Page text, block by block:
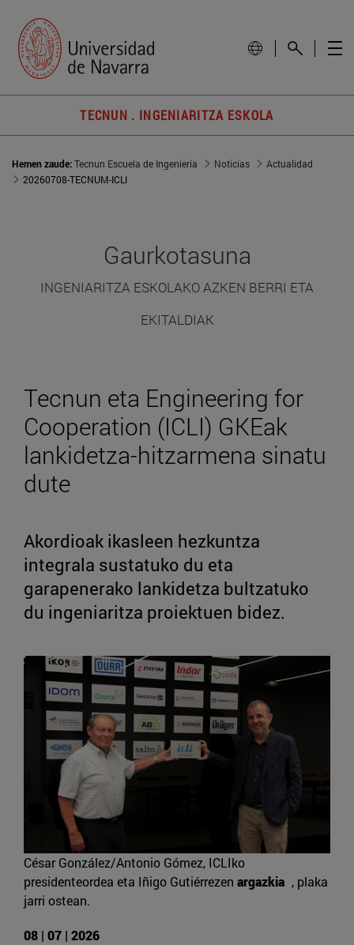
TECNUN . INGENIARITZA ESKOLA
Hemen zaude:Tecnun Escuela de Ingeniería Noticias
Actualidad
20260708-TECNUM-ICLI
Gaurkotasuna
INGENIARITZA ESKOLAKO AZKEN BERRI ETA
EKITALDIAK
Tecnun eta Engineering for
Cooperation (ICLI) GKEak
lankidetza-hitzarmena sinatu
dute
Akordioak ikasleen hezkuntza
integrala sustatuko du eta
garapenerako lankidetza bultzatuko
du ingeniaritza proiektuen bidez.
César González/Antonio Gómez, ICLIko
presidenteordea eta Iñigo Gutiérrezen argazkia , plaka
jarri ostean.
08 | 07 | 2026